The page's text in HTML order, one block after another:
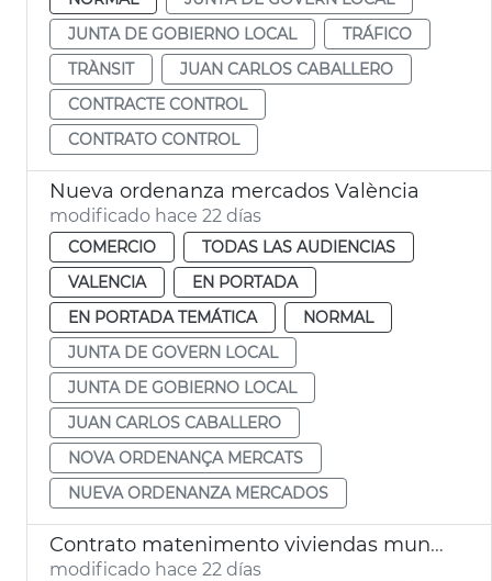
JUNTA DE GOBIERNO LOCAL
TRÁFICO
TRÀNSIT
JUAN CARLOS CABALLERO
CONTRACTE CONTROL
CONTRATO CONTROL
Nueva ordenanza mercados València
modificado hace 22 días
COMERCIO
TODAS LAS AUDIENCIAS
VALENCIA
EN PORTADA
EN PORTADA TEMÁTICA
NORMAL
JUNTA DE GOVERN LOCAL
JUNTA DE GOBIERNO LOCAL
JUAN CARLOS CABALLERO
NOVA ORDENANÇA MERCATS
NUEVA ORDENANZA MERCADOS
Contrato matenimento viviendas municipales València
modificado hace 22 días